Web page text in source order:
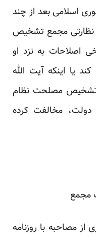
اسلامی بعد از چند
نظارتی مجمع تشخیص
اصلاحات به نزد او
یا اینکه آیت الله
تشخیص مصلحت نظام
دولت، مخالفت کرده
مجمع
مصاحبه با روزنامه